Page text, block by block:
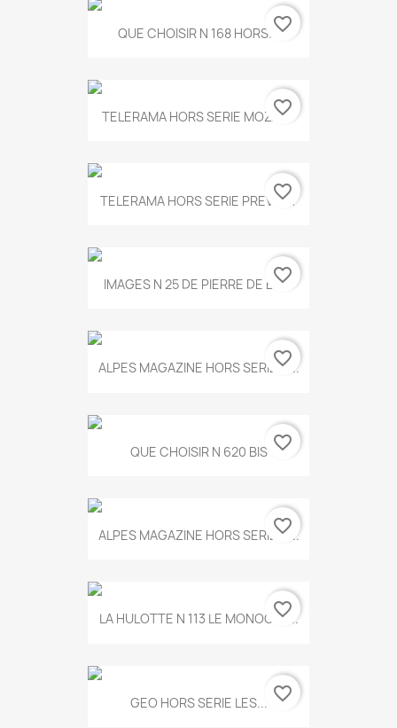
QUE CHOISIR N 168 HORS...favorite_border
TELERAMA HORS SERIE MOZART
favorite_border
TELERAMA HORS SERIE PREVERT
favorite_border
IMAGES N 25 DE PIERRE DE BOIS
favorite_border
ALPES MAGAZINE HORS SERIE N...
favorite_border
QUE CHOISIR N 620 BIS favorite_border
ALPES MAGAZINE HORS SERIE N...
favorite_border
LA HULOTTE N 113 LE MONOCLE...
favorite_border
GEO HORS SERIE LES... favorite_border